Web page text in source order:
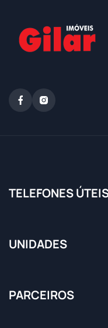
TELEFONES
UNIDADES
PARCEIROS